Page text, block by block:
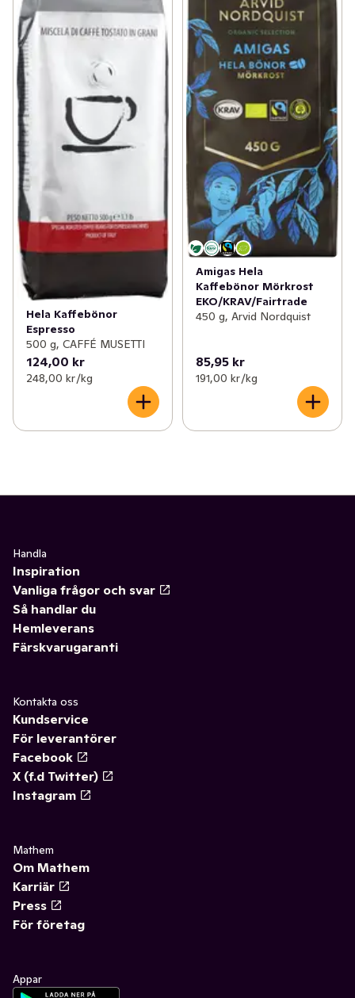
Hela Kaffebönor
Espresso
500 g, CAFFÉ MUSETTI
124,00 kr
248,00 kr /kg
Amigas Hela
Kaffebönor Mörkrost
EKO/KRAV/Fairtrade
450 g, Arvid Nordquist
85,95 kr
191,00 kr /kg
Handla
Inspiration
Vanliga frågor och svar
Så handlar du
Hemleverans
Färskvarugaranti
Kontakta oss
Kundservice
För leverantörer
Facebook
X (f.d Twitter)
Instagram
Mathem
Om Mathem
Karriär
Press
För företag
Appar